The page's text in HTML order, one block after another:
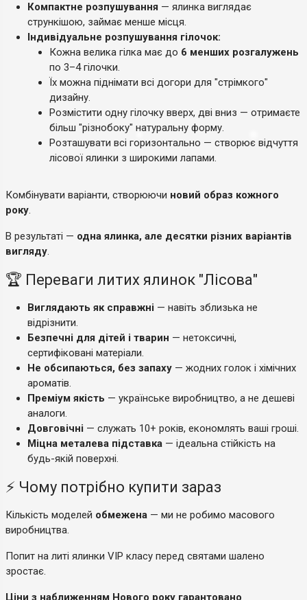
Компактне розпушування — ялинка виглядає
стрункішою, займає менше місця.
Індивідуальне розпушування гілочок:
Кожна велика гілка має до 6 менших розгалужень
по 3–4 гілочки.
Їх можна піднімати всі догори для "стрімкого"
дизайну.
Розмістити одну гілочку вверх, дві вниз — отримаєте
більш "різнобоку" натуральну форму.
Розташувати всі горизонтально — створює відчуття
лісової ялинки з широкими лапами.
Комбінувати варіанти, створюючи новий образ кожного
року.
В результаті — одна ялинка, але десятки різних варіантів
вигляду.
🏆 Переваги литих ялинок "Лісова"
Виглядають як справжні — навіть зблизька не
відрізнити.
Безпечні для дітей і тварин — нетоксичні,
сертифіковані матеріали.
Не обсипаються, без запаху — жодних голок і хімічних
ароматів.
Преміум якість — українське виробництво, а не дешеві
аналоги.
Довговічні — служать 10+ років, економлять ваші гроші.
Міцна металева підставка — ідеальна стійкість на
будь-якій поверхні.
⚡ Чому потрібно купити зараз
Кількість моделей обмежена — ми не робимо масового
виробництва.
Попит на литі ялинки VIP класу перед святами шалено
зростає.
Ціни з наближенням Нового року гарантовано